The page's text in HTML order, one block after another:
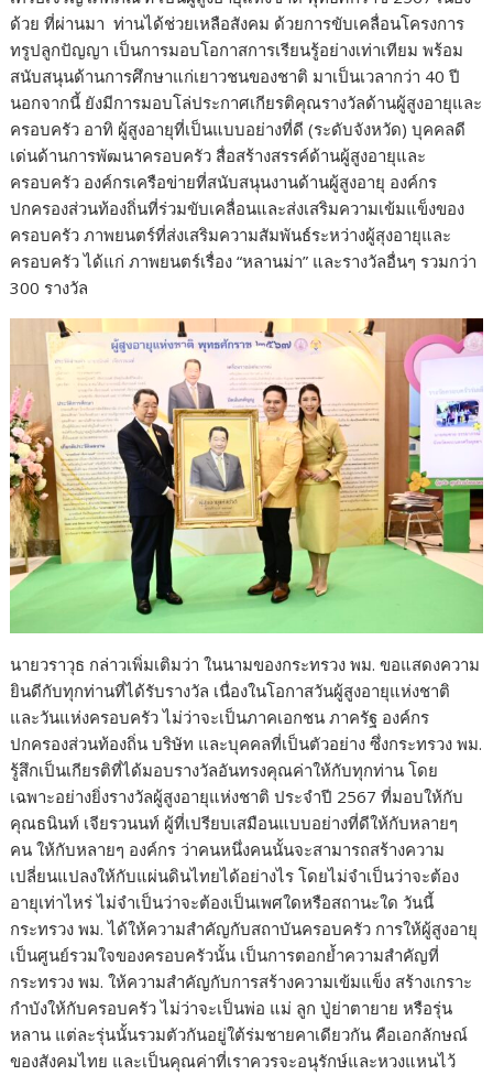
ด้วย ที่ผ่านมา ท่านได้ช่วยเหลือสังคม ด้วยการขับเคลื่อนโครงการ
ทรูปลูกปัญญา เป็นการมอบโอกาสการเรียนรู้อย่างเท่าเทียม พร้อม
สนับสนุนด้านการศึกษาแก่เยาวชนของชาติ มาเป็นเวลากว่า 40 ปี
นอกจากนี้ ยังมีการมอบโล่ประกาศเกียรติคุณรางวัลด้านผู้สูงอายุและ
ครอบครัว อาทิ ผู้สูงอายุที่เป็นแบบอย่างที่ดี (ระดับจังหวัด) บุคคลดี
เด่นด้านการพัฒนาครอบครัว สื่อสร้างสรรค์ด้านผู้สูงอายุและ
ครอบครัว องค์กรเครือข่ายที่สนับสนุนงานด้านผู้สูงอายุ องค์กร
ปกครองส่วนท้องถิ่นที่ร่วมขับเคลื่อนและส่งเสริมความเข้มแข็งของ
ครอบครัว ภาพยนตร์ที่ส่งเสริมความสัมพันธ์ระหว่างผู้สุงอายุและ
ครอบครัว ได้แก่ ภาพยนตร์เรื่อง “หลานม่า” และรางวัลอื่นๆ รวมกว่า
300 รางวัล
นายวราวุธ กล่าวเพิ่มเติมว่า ในนามของกระทรวง พม. ขอแสดงความ
ยินดีกับทุกท่านที่ได้รับรางวัล เนื่องในโอกาสวันผู้สูงอายุแห่งชาติ
และวันแห่งครอบครัว ไม่ว่าจะเป็นภาคเอกชน ภาครัฐ องค์กร
ปกครองส่วนท้องถิ่น บริษัท และบุคคลที่เป็นตัวอย่าง ซึ่งกระทรวง พม.
รู้สึกเป็นเกียรติที่ได้มอบรางวัลอันทรงคุณค่าให้กับทุกท่าน โดย
เฉพาะอย่างยิ่งรางวัลผู้สูงอายุแห่งชาติ ประจำปี 2567 ที่มอบให้กับ
คุณธนินท์ เจียรวนนท์​ ผู้ที่เปรียบเสมือนแบบอย่างที่ดีให้กับหลายๆ
คน ให้กับหลายๆ องค์กร ว่าคนหนึ่งคนนั้นจะสามารถสร้างความ
เปลี่ยนแปลงให้กับแผ่นดินไทยได้อย่างไร โดยไม่จำเป็นว่าจะต้อง
อายุเท่าไหร่ ไม่จำเป็นว่าจะต้องเป็นเพศใดหรือสถานะใด วันนี้
กระทรวง พม. ได้ให้ความสำคัญกับสถาบันครอบครัว การให้ผู้สูงอายุ
เป็นศูนย์รวมใจของครอบครัวนั้น เป็นการตอกย้ำความสำคัญที่
กระทรวง พม. ให้ความสำคัญกับการสร้างความเข้มแข็ง สร้างเกราะ
กำบังให้กับครอบครัว ไม่ว่าจะเป็นพ่อ แม่ ลูก ปู่ย่าตายาย หรือรุ่น
หลาน แต่ละรุ่นนั้นรวมตัวกันอยู่ใต้ร่มชายคาเดียวกัน คือเอกลักษณ์
ของสังคมไทย และเป็นคุณค่าที่เราควรจะอนุรักษ์และหวงแหนไว้